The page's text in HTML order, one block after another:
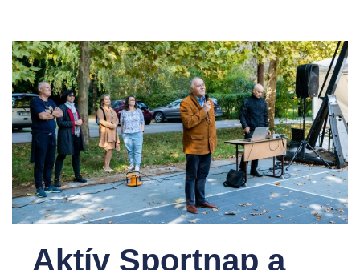
Aktív Sportnap a